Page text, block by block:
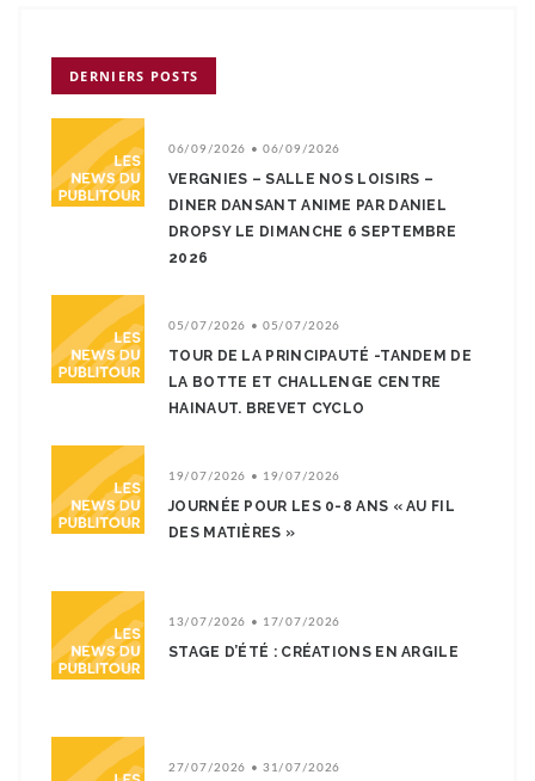
DERNIERS POSTS
06/09/2026 • 06/09/2026
VERGNIES – SALLE NOS LOISIRS –
DINER DANSANT ANIME PAR DANIEL
DROPSY LE DIMANCHE 6 SEPTEMBRE
2026
05/07/2026 • 05/07/2026
TOUR DE LA PRINCIPAUTÉ -TANDEM DE
LA BOTTE ET CHALLENGE CENTRE
HAINAUT. BREVET CYCLO
19/07/2026 • 19/07/2026
JOURNÉE POUR LES 0-8 ANS « AU FIL
DES MATIÈRES »
13/07/2026 • 17/07/2026
STAGE D’ÉTÉ : CRÉATIONS EN ARGILE
27/07/2026 • 31/07/2026